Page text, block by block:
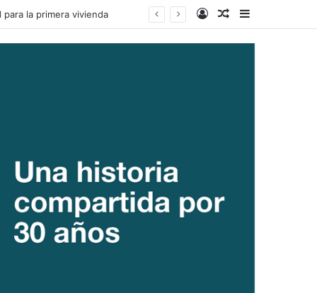
AccesoPublicacion al
Barra lateral